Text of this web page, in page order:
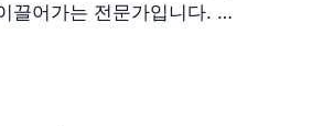
끌어가는 전문가입니다. …